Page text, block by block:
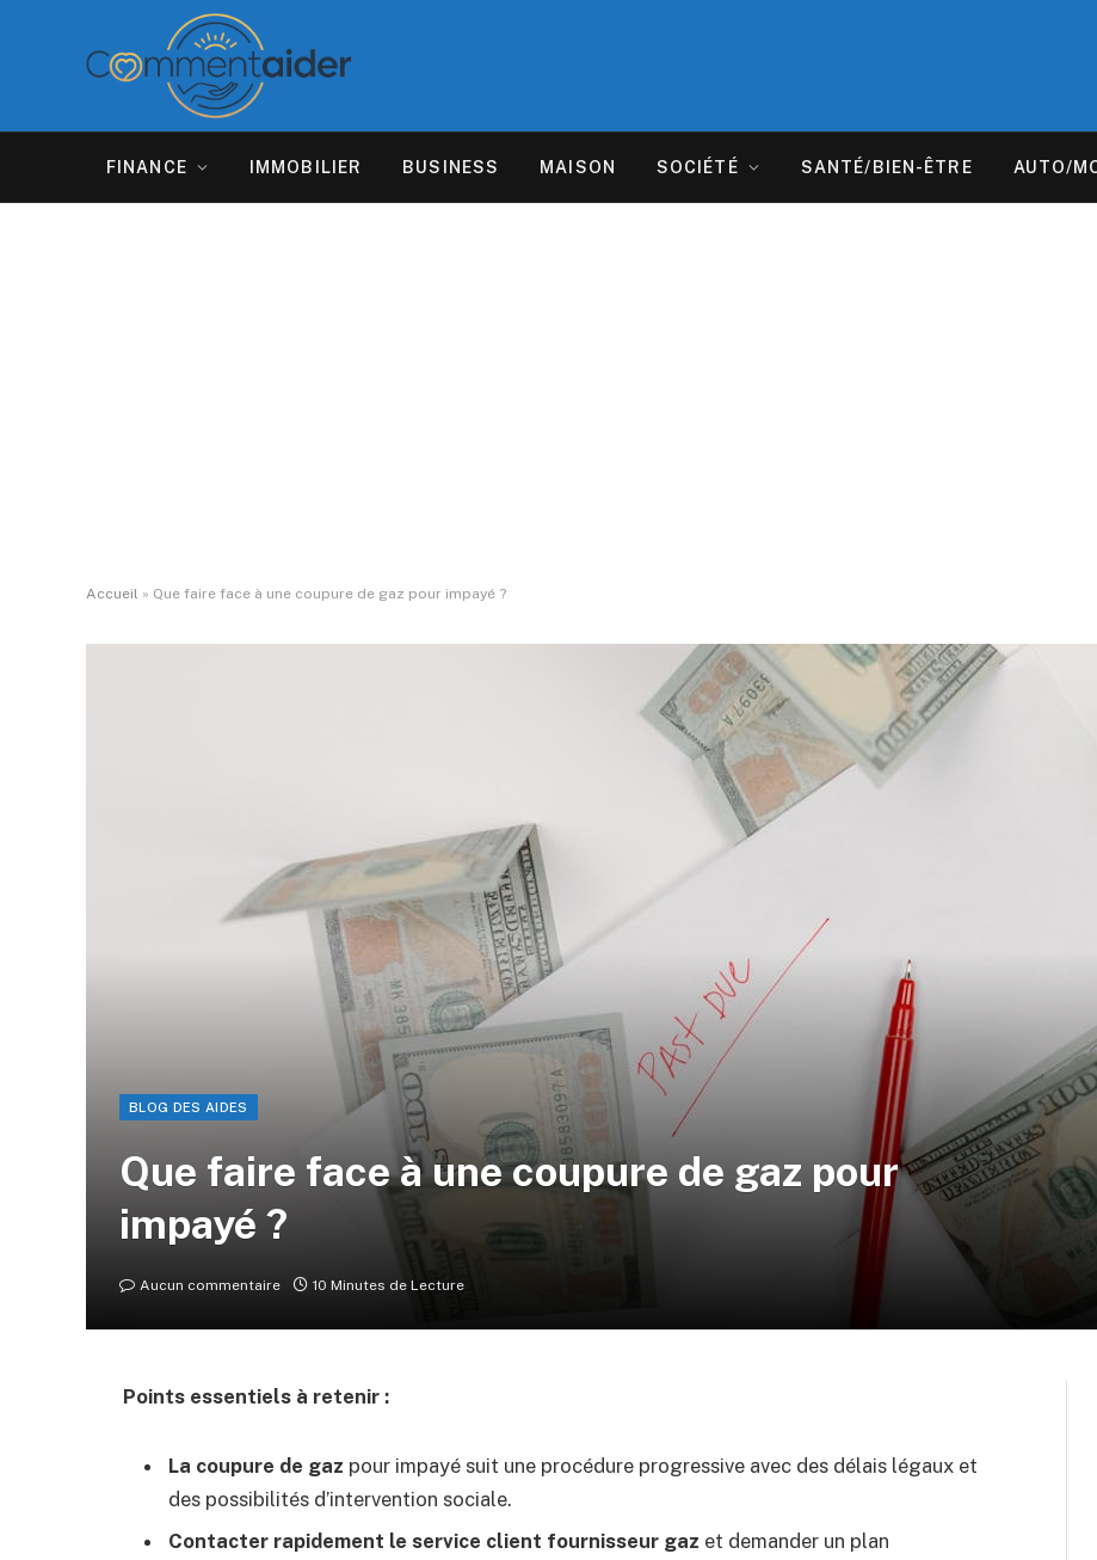
FINANCE IMMOBILIER BUSINESS MAISON SOCIÉTÉ SANTÉ/BIEN-ÊTRE AUTO/
Accueil » Que faire face à une coupure de gaz pour impayé ?
BLOG DES AIDES
Que faire face à une coupure de gaz pour
impayé ?
Aucun commentaire 10 Minutes de Lecture
Points essentiels à retenir :
La coupure de gaz pour impayé suit une procédure progressive avec des délais légaux et
des possibilités d’intervention sociale.
Contacter rapidement le service client fournisseur gaz et demander un plan